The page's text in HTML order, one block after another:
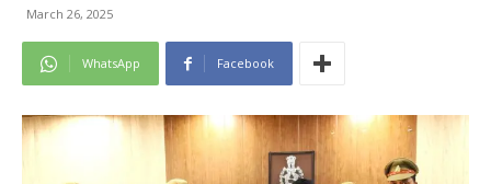
March 26, 2025
WhatsApp Facebook